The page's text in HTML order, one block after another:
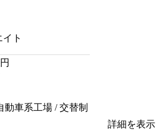
ト
円
動車系工場 / 交替制
詳細を表示